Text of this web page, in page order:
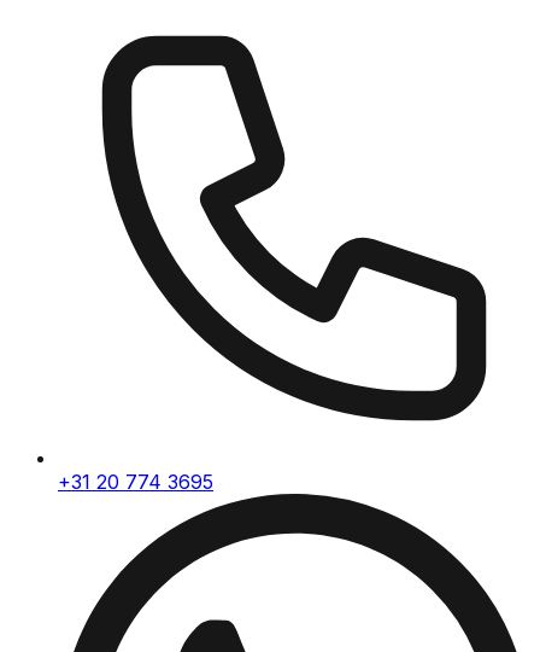
+31 20 774 3695